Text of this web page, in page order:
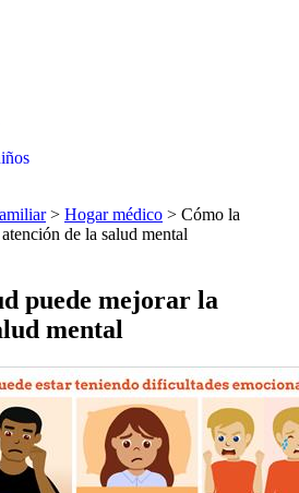
> Hogar médico > Cómo la
de la salud mental
puede mejorar la
mental